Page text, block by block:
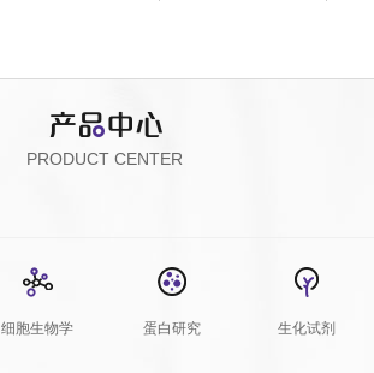
PRODUCT CENTER
细胞生物学 蛋白研究 生化试剂